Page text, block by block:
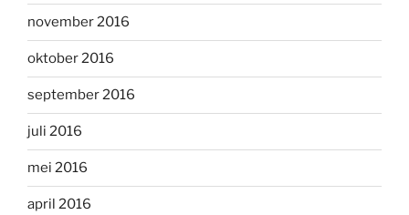
november 2016
oktober 2016
september 2016
juli 2016
mei 2016
april 2016